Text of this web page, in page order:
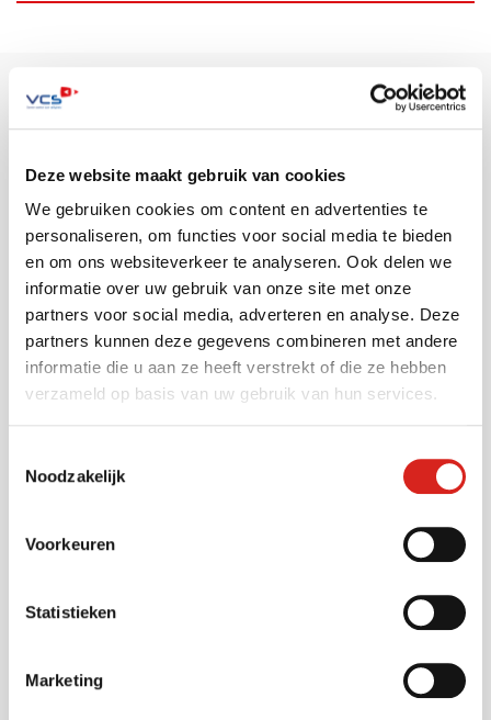
Deze website maakt gebruik van cookies
We gebruiken cookies om content en advertenties te
personaliseren, om functies voor social media te bieden
en om ons websiteverkeer te analyseren. Ook delen we
informatie over uw gebruik van onze site met onze
partners voor social media, adverteren en analyse. Deze
partners kunnen deze gegevens combineren met andere
informatie die u aan ze heeft verstrekt of die ze hebben
verzameld op basis van uw gebruik van hun services.
Noodzakelijk
Voorkeuren
Statistieken
Marketing
Sectoren
Gemeenten
Vervoersbedrijven
Onderwijs
Industrie
Warehousing
Infra
Luchthavens
Industrie
Contact